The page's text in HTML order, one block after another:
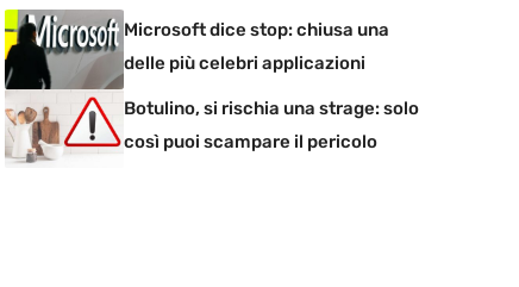
Microsoft dice stop: chiusa una
delle più celebri applicazioni
Botulino, si rischia una strage: solo
così puoi scampare il pericolo